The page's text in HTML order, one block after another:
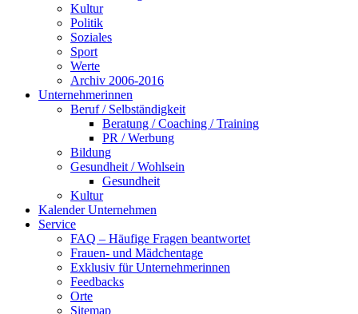
Kultur
Politik
Soziales
Sport
Werte
Archiv 2006-2016
Unternehmerinnen
Beruf / Selbständigkeit
Beratung / Coaching / Training
PR / Werbung
Bildung
Gesundheit / Wohlsein
Gesundheit
Kultur
Kalender Unternehmen
Service
FAQ – Häufige Fragen beantwortet
Frauen- und Mädchentage
Exklusiv für Unternehmerinnen
Feedbacks
Orte
Sitemap